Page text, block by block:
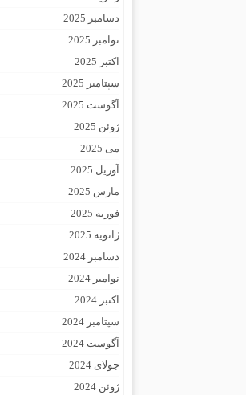
دسامبر 2025
نوامبر 2025
اکتبر 2025
سپتامبر 2025
آگوست 2025
ژوئن 2025
می 2025
آوریل 2025
مارس 2025
فوریه 2025
ژانویه 2025
دسامبر 2024
نوامبر 2024
اکتبر 2024
سپتامبر 2024
آگوست 2024
جولای 2024
ژوئن 2024